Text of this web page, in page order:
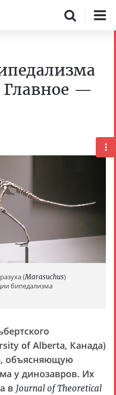
Главное —
(Marasuchus)
бипедализма
of Alberta, Канада)
объясняющую
у динозавров. Их
в Journal of Theoretical